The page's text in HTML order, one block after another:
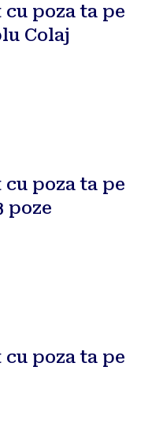
poza ta pe
Colaj
poza ta pe
poze
poza ta pe